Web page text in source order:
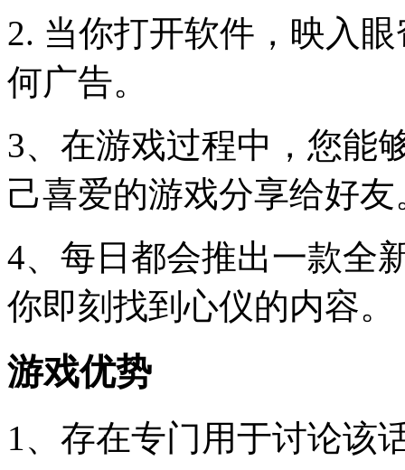
2. 当你打开软件，映入
何广告。
3、在游戏过程中，您能
己喜爱的游戏分享给好友
4、每日都会推出一款全
你即刻找到心仪的内容。
游戏优势
1、存在专门用于讨论该